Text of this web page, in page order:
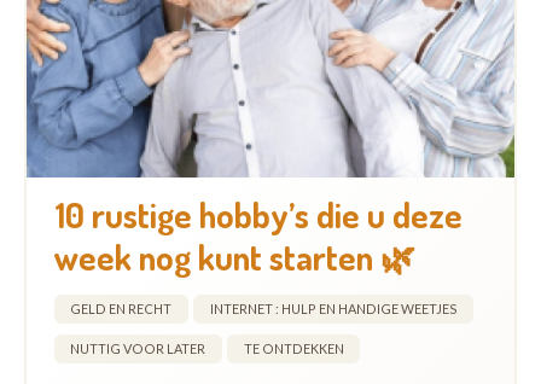
10 rustige hobby’s die u deze
week nog kunt starten 🌿
GELD EN RECHT INTERNET : HULP EN HANDIGE WEETJES
NUTTIG VOOR LATER TE ONTDEKKEN